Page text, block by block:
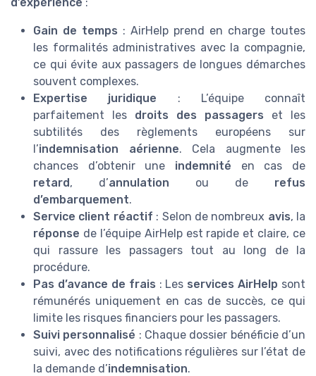
Gain de temps : AirHelp prend en charge toutes
les formalités administratives avec la compagnie,
ce qui évite aux passagers de longues démarches
souvent complexes.
Expertise juridique : L’équipe connaît
parfaitement les droits des passagers et les
subtilités des règlements européens sur
l’indemnisation aérienne. Cela augmente les
chances d’obtenir une indemnité en cas de
retard, d’annulation ou de refus
d’embarquement.
Service client réactif : Selon de nombreux avis, la
réponse de l’équipe AirHelp est rapide et claire, ce
qui rassure les passagers tout au long de la
procédure.
Pas d’avance de frais : Les services AirHelp sont
rémunérés uniquement en cas de succès, ce qui
limite les risques financiers pour les passagers.
Suivi personnalisé : Chaque dossier bénéficie d’un
suivi, avec des notifications régulières sur l’état de
la demande d’indemnisation.